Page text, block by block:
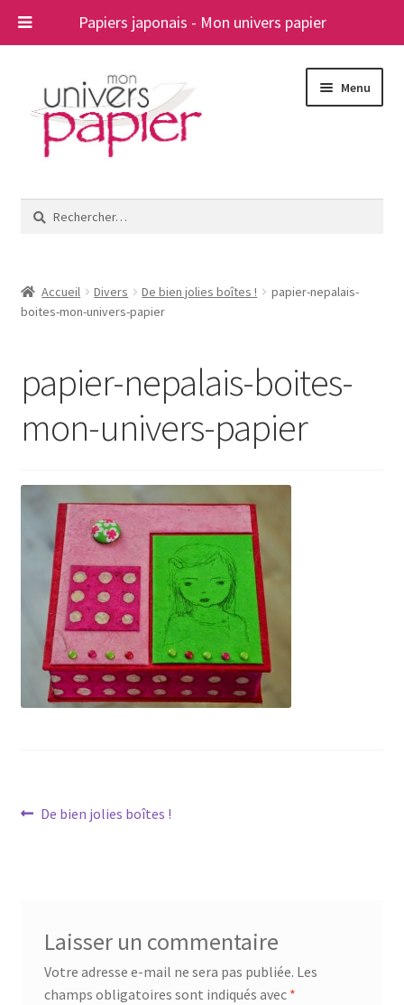
Papiers japonais - Mon univers papier
navigation
contenu
Menu
le
A propos
Rechercher :
Accueil Divers De bien jolies boîtes !
papier-nepalais-
boites-mon-univers-papier
papier-nepalais-boites-
mon-univers-papier
Navigation
Article
De bien jolies boîtes !
Laisser un commentaire
Votre adresse e-mail ne sera pas publiée. Les
champs obligatoires sont indiqués avec *